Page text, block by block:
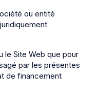
ou entité
le Site Web que pour
par les présentes
de financement